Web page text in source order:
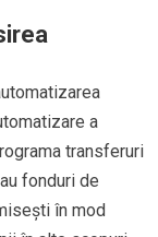
a
transferuri
fonduri de
în mod